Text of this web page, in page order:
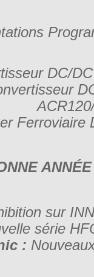
DC/
Ferroviaire
sur
série
: